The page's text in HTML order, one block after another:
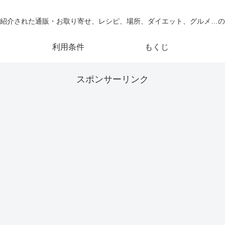
介された通販・お取り寄せ、レシピ、場所、ダイエット、グルメ…
利用条件 もくじ
スポンサーリンク